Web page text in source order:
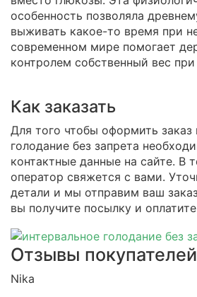
особенность позволяла
выживать какое-то время при
современном мире помогает
контролем собственный вес
Как заказать
Для того чтобы оформить заказ
голодание без запрета
контактные данные на сайте. В
оператор свяжется с вами.
детали и мы отправим ваш
вы получите посылку и
Отзывы
Nika